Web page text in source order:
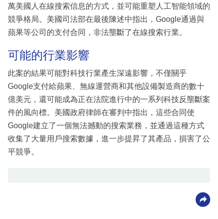
萬美國人在線搜索信息的方式，並可能重塑人工智能領域的
競爭格局。美國司法部在最後陳述中指出，Google通過與
蘋果等公司的支付合同，非法壟斷了在線搜索行業。
可能的行業影響
此案的結果可能對科技行業產生深遠影響，不僅關乎
Google支付給蘋果、無線運營商和其他設備製造商的數十
億美元，還可能成為正在法院進行中的一系列科技反壟斷案
件的風向標。美國政府律師在審判中指出，這些合同使
Google建立了一個無法撼動的搜索業務，並通過這種方式
收集了大量用戶搜索數據，進一步提昇了其產品，損害了公
平競爭。